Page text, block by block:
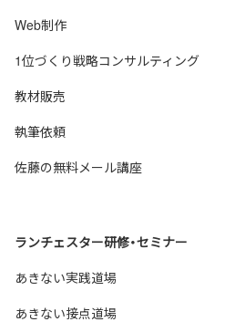
Web制作
1位づくり戦略コンサルティング
教材販売
執筆依頼
佐藤の無料メール講座
ランチェスター研修・セミナー
あきない実践道場
あきない接点道場